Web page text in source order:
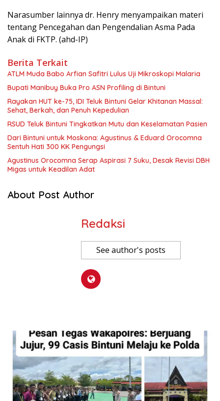
Narasumber lainnya dr. Henry menyampaikan materi
tentang Pencegahan dan Pengendalian Asma Pada
Anak di FKTP. (ahd-IP)
Berita Terkait
ATLM Muda Babo Arfian Safitri Lulus Uji Mikroskopi Malaria
Bupati Manibuy Buka Pro ASN Profiling di Bintuni
Rayakan HUT ke-75, IDI Teluk Bintuni Gelar Khitanan Massal:
Sehat, Berkah, dan Penuh Kepedulian
RSUD Teluk Bintuni Tingkatkan Mutu dan Keselamatan Pasien
Dari Bintuni untuk Moskona: Agustinus & Eduard Orocomna
Sentuh Hati 300 KK Pengungsi
Agustinus Orocomna Serap Aspirasi 7 Suku, Desak Revisi DBH
Migas untuk Keadilan Adat
About Post Author
Redaksi
See author's posts